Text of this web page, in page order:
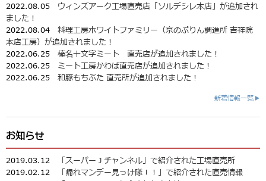
2022.08.05 ウィンズアーク工場直売店「ソルデシレ本店」が追加され
ました！
2022.08.04 料理工房ホワイトファミリー（京のぷりん調進所 吉祥院
本店工房）が追加されました！
2022.06.25 榛名十文字ミート 直売店が追加されました！
2022.06.25 ミート工房かわば直売店が追加されました！
2022.06.25 和豚もちぶた 直売所が追加されました！
新着情報一覧▶
お知らせ
2019.03.12
「スーパーＪチャンネル」で紹介された工場直売所
2019.02.12
「帰れマンデー見っけ隊！！」で紹介された直売情報